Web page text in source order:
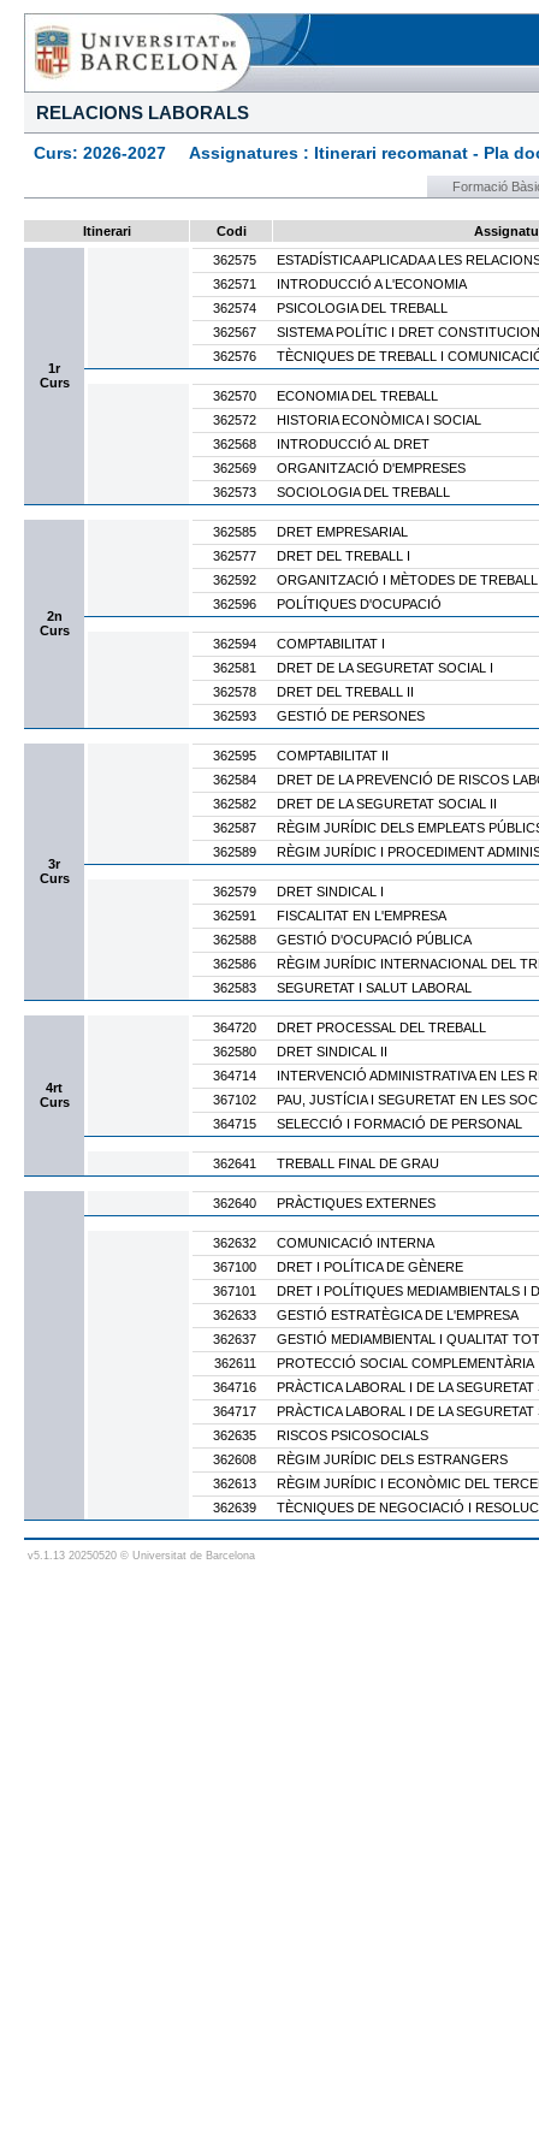
RELACIONS LABORALS
Curs: 2026-2027 Assignatures : Itinerari recomanat - Pla
Formació
Itinerari Codi
1r
Curs
362575
ESTADÍSTICA APLICADA A LES
362571
INTRODUCCIÓ A L'ECONOMIA
362574
PSICOLOGIA DEL TREBALL
362567
SISTEMA POLÍTIC I DRET
362576
TÈCNIQUES DE TREBALL I
362570
ECONOMIA DEL TREBALL
362572
HISTORIA ECONÒMICA I SOCIAL
362568
INTRODUCCIÓ AL DRET
362569
ORGANITZACIÓ D'EMPRESES
362573
SOCIOLOGIA DEL TREBALL
2n
Curs
362585
DRET EMPRESARIAL
362577
DRET DEL TREBALL I
362592
ORGANITZACIÓ I MÈTODES DE TREBALL
362596
POLÍTIQUES D'OCUPACIÓ
362594
COMPTABILITAT I
362581
DRET DE LA SEGURETAT SOCIAL I
362578
DRET DEL TREBALL II
362593
GESTIÓ DE PERSONES
3r
Curs
362595
COMPTABILITAT II
362584
DRET DE LA PREVENCIÓ DE RISCOS
362582
DRET DE LA SEGURETAT SOCIAL II
362587
RÈGIM JURÍDIC DELS EMPLEATS
362589
RÈGIM JURÍDIC I PROCEDIMENT
362579
DRET SINDICAL I
362591
FISCALITAT EN L'EMPRESA
362588
GESTIÓ D'OCUPACIÓ PÚBLICA
362586
RÈGIM JURÍDIC INTERNACIONAL DEL
362583
SEGURETAT I SALUT LABORAL
4rt
Curs
364720
DRET PROCESSAL DEL TREBALL
362580
DRET SINDICAL II
364714
INTERVENCIÓ ADMINISTRATIVA EN LES
367102
PAU, JUSTÍCIA I SEGURETAT EN LES
364715
SELECCIÓ I FORMACIÓ DE PERSONAL
362641 TREBALL FINAL DE GRAU
362640 PRÀCTIQUES EXTERNES
362632
COMUNICACIÓ INTERNA
367100
DRET I POLÍTICA DE GÈNERE
367101
DRET I POLÍTIQUES MEDIAMBIENTALS I
362633
GESTIÓ ESTRATÈGICA DE L'EMPRESA
362637
GESTIÓ MEDIAMBIENTAL I QUALITAT
362611
PROTECCIÓ SOCIAL COMPLEMENTÀRIA
364716
PRÀCTICA LABORAL I DE LA SEGURETAT
364717
PRÀCTICA LABORAL I DE LA SEGURETAT
362635
RISCOS PSICOSOCIALS
362608
RÈGIM JURÍDIC DELS ESTRANGERS
362613
RÈGIM JURÍDIC I ECONÒMIC DEL
362639
TÈCNIQUES DE NEGOCIACIÓ I
v5.1.13 20250520 © Universitat de Barcelona